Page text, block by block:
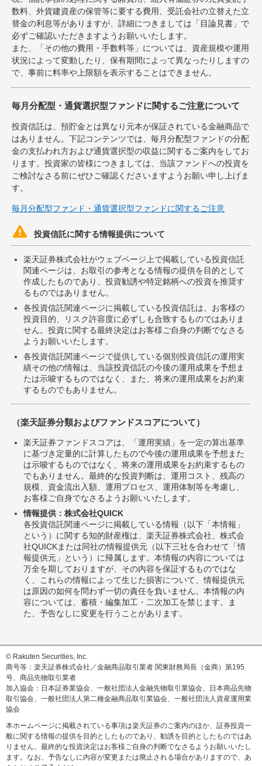
数料、外貨建資産の保管等に要する費用、受託会社の立替えた立
替金の利息等がありますが、詳細につきましては「目論見書」で
必ずご確認いただきますようお願いいたします。
また、「その他の費用・手数料等」については、資産規模や運用
状況によって変動したり、保有期間によって異なったりしますの
で、事前に料率や上限額を表示することはできません。
毎月分配型・通貨選択型ファンドに関するご注意について
投資信託は、預貯金とは異なり元本が保証されている金融商品で
はありません。下記コンテンツでは、毎月分配型ファンドの分配
金の支払われ方および通貨選択型の収益に関するご案内をしてお
ります。投資家の皆様につきましては、当該ファンドへの投資を
ご検討なさる前にぜひご確認くださいますようお願い申し上げま
す。
毎月分配型ファンド・通貨選択型ファンドに関するご注意
 投資信託に関する情報提供について
楽天証券株式会社がウェブページ上で掲載している投資信託
関連ページは、お取引の参考となる情報の提供を目的として
作成したものであり、投資勧誘や特定銘柄への投資を推奨す
るものではありません。
各投資信託関連ページに掲載している投資信託は、お客様の
投資目的、リスク許容度に必ずしも合致するものではありま
せん。投資に関する最終決定はお客様ご自身の判断でなさる
ようお願いいたします。
各投資信託関連ページで提供している個別投資信託の運用実
績その他の情報は、当該投資信託の今後の運用成果を予想ま
たは示唆するものではなく、また、将来の運用成果をお約束
するものでもありません。
（楽天証券分類およびファンドスコアについて）
楽天証券ファンドスコアは、「運用実績」を一定の算出基準
に基づき定量的に計算したもので今後の運用成果を予想また
は示唆するものではなく、将来の運用成果をお約束するもの
でもありません。最終的な投資判断は、運用コスト、残高の
規模、資金流出入額、運用プロセス、運用体制等を考慮し、
お客様ご自身でなさるようお願いいたします。
情報提供：株式会社QUICK
各投資信託関連ページに掲載している情報（以下「本情報」
という）に関する知的財産権は、楽天証券株式会社、株式会
社QUICKまたは同社の情報提供元（以下三社を合わせて「情
報提供元」という）に帰属します。本情報の内容については
万全を期しておりますが、その内容を保証するものではな
く、これらの情報によって生じた損害について、情報提供元
は原因の如何を問わず一切の責任を負いません。本情報の内
容については、蓄積・編集加工・二次加工を禁じます。ま
た、予告なしに変更を行うことがあります。
© Rakuten Securities, Inc.
商号等：楽天証券株式会社／金融商品取引業者 関東財務局長（金商）第195
号、商品先物取引業者
加入協会：日本証券業協会、一般社団法人金融先物取引業協会、日本商品先物
取引協会、一般社団法人第二種金融商品取引業協会、一般社団法人資産運用業
協会
本ホームページに掲載されている事項は楽天証券のご案内のほか、証券投資一
般に関する情報の提供を目的としたものであり、勧誘を目的としたものではあ
りません。最終的な投資決定はお客様ご自身の判断でなさるようお願いいたし
ます。なお、予告なしに内容が変更または廃止される場合がありますので、あ